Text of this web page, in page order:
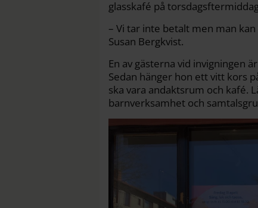
glasskafé på
– Vi tar inte betalt men man
Susan Bergkvist.
En av gästerna vid invigningen
Sedan hänger hon ett vitt kors
ska vara andaktsrum och kafé.
barnverksamhet och